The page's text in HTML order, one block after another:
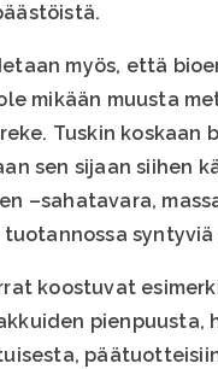
myös, että
mikään muusta
Tuskin koskaan
sen sijaan siihen
–sahatavara,
koostuvat
pienpuusta,